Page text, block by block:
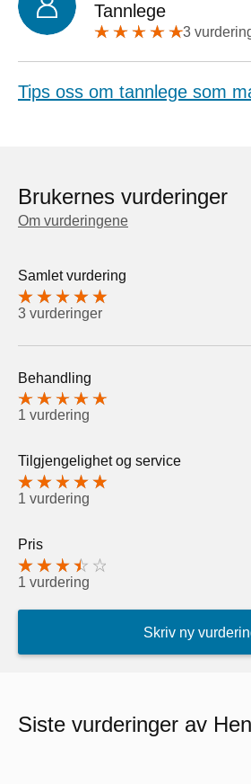
Tannlege
3
Tips oss om tannlege som
Brukernes vurderinger
Om vurderingene
Samlet vurdering
3 vurderinger
Behandling
1 vurdering
Tilgjengelighet og service
1 vurdering
Pris
1 vurdering
Skriv ny
Siste vurderinger av